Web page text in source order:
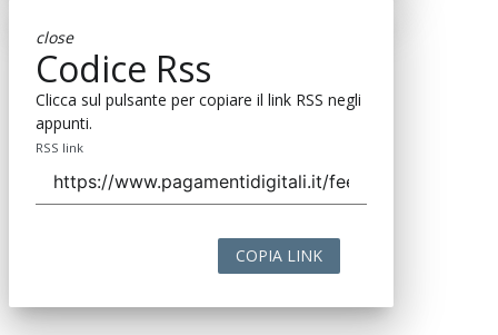
close
Codice Rss
Clicca sul pulsante per copiare il link RSS negli
appunti.
RSS link
COPIA LINK